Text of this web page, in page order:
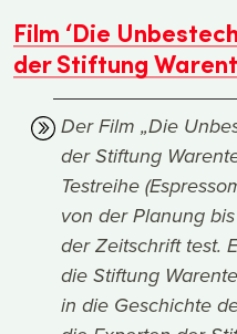
Film ‘Die
der Stiftung
Der Film „Die
der Stiftung
Testreihe
von der Planung
der Zeitschrift test.
die Stiftung
in die Geschichte